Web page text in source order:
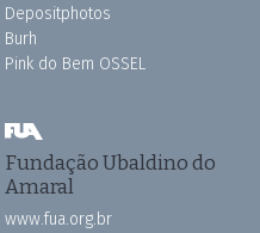
Depositphotos
Burh
Pink do Bem OSSEL
Fundação Ubaldino do
Amaral
www.fua.org.br